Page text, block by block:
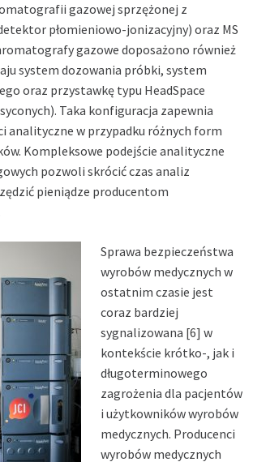
gazowej sprzężonej z
płomieniowo-jonizacyjny) oraz MS
gazowe doposażono również
system dozowania próbki, system
oraz przystawkę typu HeadSpace
Taka konfiguracja zapewnia
analityczne w przypadku różnych form
Kompleksowe podejście analityczne
pozwoli skrócić czas analiz
pieniądze producentom
Sprawa bezpieczeństwa
wyrobów medycznych w
ostatnim czasie jest
coraz bardziej
sygnalizowana [6] w
kontekście krótko-, jak i
długoterminowego
zagrożenia dla pacjentów
i użytkowników wyrobów
medycznych. Producenci
wyrobów medycznych